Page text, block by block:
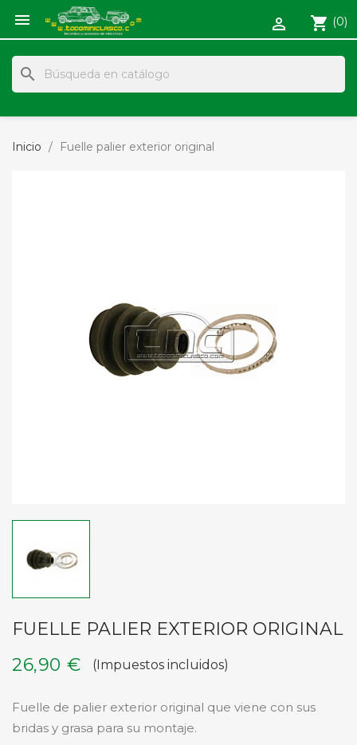
 shopping_cart (0)

search
Inicio Fuelle palier exterior original
FUELLE PALIER EXTERIOR ORIGINAL
26,90 €
(Impuestos incluidos)
Fuelle de palier exterior original que viene con sus
bridas y grasa para su montaje.